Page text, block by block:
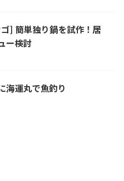
] 簡単独り鍋を試作！居
ー検討
海運丸で魚釣り